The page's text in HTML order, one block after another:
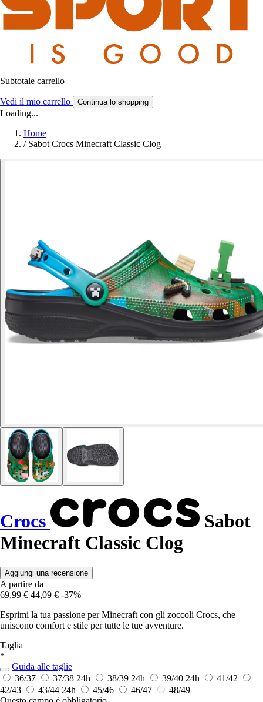
Subtotale carrello
Vedi il mio carrello Continua lo shopping
Loading...
Home
/ Sabot Crocs Minecraft Classic Clog
Crocs
Sabot
Minecraft Classic Clog
Aggiungi una recensione
A partire da
69,99 € 44,09 € -37%
Esprimi la tua passione per Minecraft con gli zoccoli Crocs, che
uniscono comfort e stile per tutte le tue avventure.
Taglia
*
Guida alle taglie
36/37
37/38 24h 38/39 24h 39/40 24h
41/42
42/43
43/44 24h 45/46 46/47
48/49